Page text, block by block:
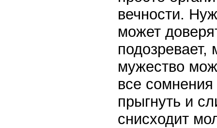
вечности.
может
подозревает,
мужество
все сомнения
прыгнуть и
снисходит